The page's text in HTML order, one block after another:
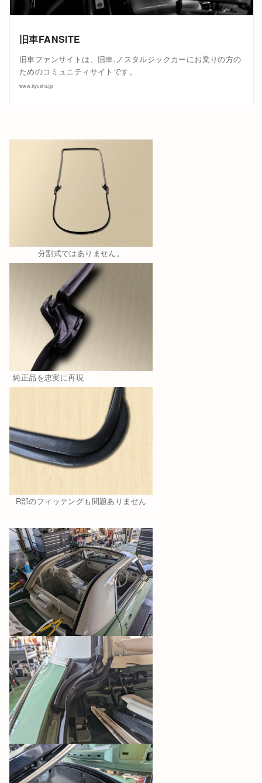
旧車FANSITE
旧車ファンサイトは、旧車,ノスタルジックカーにお乗りの方の
ためのコミュニティサイトです。
www.kyusha.jp
分割式ではありません。
純正品を忠実に再現
R部のフィッテングも問題ありません